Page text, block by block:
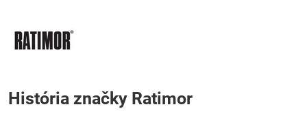
História značky Ratimor